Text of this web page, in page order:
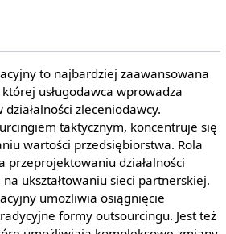
to najbardziej zaawansowana
usługodawca wprowadza
zleceniodawcy.
taktycznym, koncentruje się
wartości przedsiębiorstwa. Rola
przeprojektowaniu działalności
ukształtowaniu sieci partnerskiej.
umożliwia osiągnięcie
formy outsourcingu. Jest też